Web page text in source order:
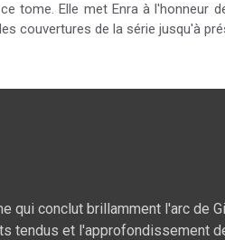
tome. Elle met Enra à l'honneur
couvertures de la série jusqu'à
qui conclut brillamment l'arc de
tendus et l'approfondissement